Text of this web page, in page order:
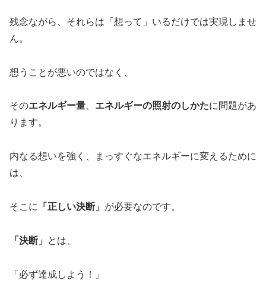
残念ながら、それらは「想って」いるだけでは実現しませ
ん。
想うことが悪いのではなく、
そのエネルギー量、 エネルギーの照射のしかたに問題があ
ります。
内なる想いを強く、まっすぐなエネルギーに変えるために
は、
そこに 「正しい決断」 が必要なのです。
「決断」 とは、
「必ず達成しよう！」